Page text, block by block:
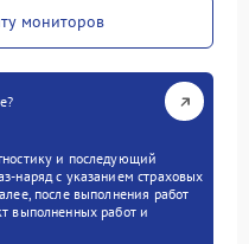
мониторов
и последующий
наряд с указанием страховых
после выполнения работ
выполненных работ и